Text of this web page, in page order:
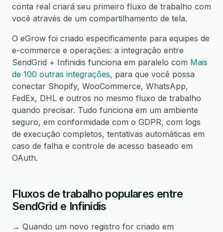
conta real criará seu primeiro fluxo de trabalho com
você através de um compartilhamento de tela.
O eGrow foi criado especificamente para equipes de
e-commerce e operações: a integração entre
SendGrid + Infinidis funciona em paralelo com Mais
de 100 outras integrações, para que você possa
conectar Shopify, WooCommerce, WhatsApp,
FedEx, DHL e outros no mesmo fluxo de trabalho
quando precisar. Tudo funciona em um ambiente
seguro, em conformidade com o GDPR, com logs
de execução completos, tentativas automáticas em
caso de falha e controle de acesso baseado em
OAuth.
Fluxos de trabalho populares entre
SendGrid e Infinidis
→ Quando um novo registro for criado em